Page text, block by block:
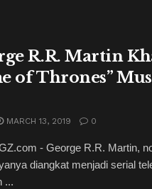
R.R. Martin
of Thrones”
MARCH 13, 2019 0
- George R.R. Martin,
diangkat menjadi serial
...